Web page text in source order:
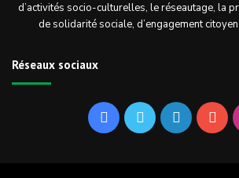
d’activités socio-culturelles, le réseautage, la
de solidarité sociale, d’engagement
Réseaux sociaux
FacebookTwitterLinkedin